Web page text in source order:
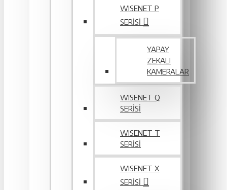
WISENET P
SERISI
YAPAY
ZEKALI
KAMERALAR
WISENET Q
SERİSİ
WISENET T
SERİSİ
WISENET X
SERİSİ